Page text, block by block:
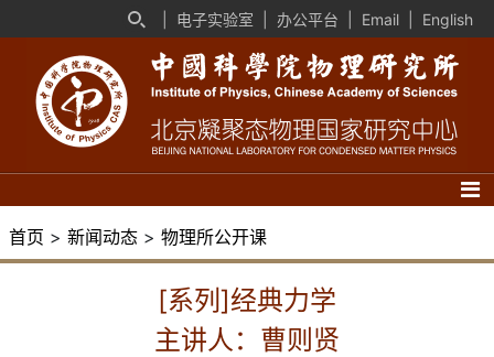
电子实验室 办公平台 Email English
首页 > 新闻动态 > 物理所公开课
[系列]经典力学
主讲人：曹则贤